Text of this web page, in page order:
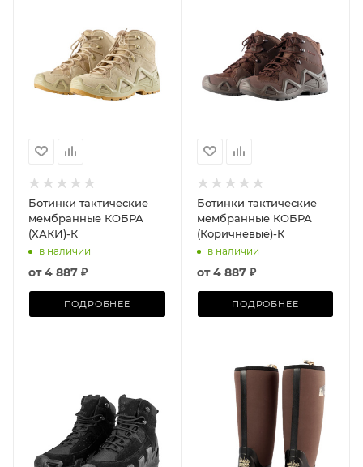
Ботинки тактические
мембранные КОБРА
(ХАКИ)-К
в наличии
от4 887 ₽
ПОДРОБНЕЕ
Ботинки тактические
мембранные КОБРА
(Коричневые)-К
в наличии
от4 887 ₽
ПОДРОБНЕЕ